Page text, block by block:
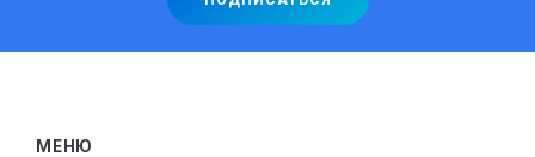
МЕНЮ